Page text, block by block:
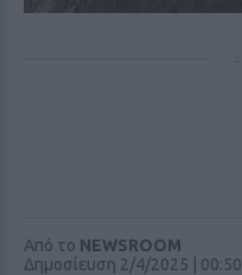
Από το NEWSROOM
Δημοσίευση 2/4/2025 | 00:50